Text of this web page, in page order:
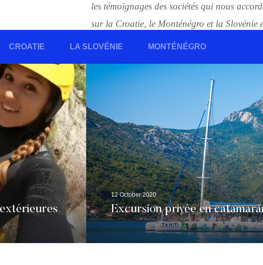
les témoignages des sociétés qui nous
sur la Croatie, le Monténégro et la Slovénie
CROATIE LA SLOVÉNIE MONTÉNÉGRO
12 October 2020
Excursion privée en